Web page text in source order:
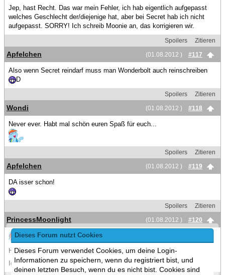
Dieses Forum nutzt Cookies
Dieses Forum verwendet Cookies, um deine Login-
Informationen zu speichern, wenn du registriert bist, und
deinen letzten Besuch, wenn du es nicht bist. Cookies sind
Jep, hast Recht. Das war mein Fehler, ich hab eigentlich aufgepasst
welches Geschlecht der/diejenige hat, aber bei Secret hab ich nicht
aufgepasst. SORRY! Ich schreib Moonie an, das korrigieren wir.
Spoilers
Zitieren
(01.08.2012 )
#117
Apfelchen
Also wenn Secret reindarf muss man Wonderbolt auch reinschreiben
D
Spoilers
Zitieren
(01.08.2012 )
#118
Wondi
Never ever. Habt mal schön euren Spaß für euch...
Spoilers
Zitieren
(01.08.2012 )
#119
Apfelchen
DA isser schon!
Spoilers
Zitieren
(01.08.2012 )
#120
PrincessMoonlight
Hab Secret aus der Liste gestrichen.
Ich wusste auch nimmer das desn Kerl is ^^